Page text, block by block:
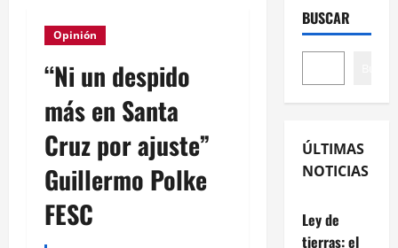
Opinión
“Ni un despido
más en Santa
Cruz por ajuste”
Guillermo Polke
FESC
BUSCAR
ÚLTIMAS
NOTICIAS
Ley de
tierras: el